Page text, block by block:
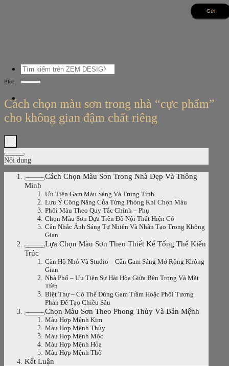
Tìm
kiếm:
Blog
Cách chọn màu sơn trong nhà “cực phẩm”
cho không gian đậm chất riêng
Nội dung
Cách Chọn Màu Sơn Trong Nhà Đẹp Và Thông
Minh
Ưu Tiên Gam Màu Sáng Và Trung Tính
Lưu Ý Công Năng Của Từng Phòng Khi Chọn Màu
Phối Màu Theo Quy Tắc Chính – Phụ
Chọn Màu Sơn Dựa Trên Đồ Nội Thất Hiện Có
Cân Nhắc Ánh Sáng Tự Nhiên Và Nhân Tạo Trong Không
Gian
Lựa Chọn Màu Sơn Theo Thiết Kế Tổng Thể Kiến
Trúc
Căn Hộ Nhỏ Và Studio – Cần Gam Sáng Mở Rộng Không
Gian
Nhà Phố – Ưu Tiên Sự Hài Hòa Giữa Bên Trong Và Mặt
Tiền
Biệt Thự – Có Thể Dùng Gam Trầm Hoặc Phối Tương
Phản Để Tạo Chiều Sâu
Chọn Màu Sơn Theo Phong Thủy Và Bản Mệnh
Màu Hợp Mệnh Kim
Màu Hợp Mệnh Thủy
Màu Hợp Mệnh Mộc
Màu Hợp Mệnh Hỏa
Màu Hợp Mệnh Thổ
Kết Luận